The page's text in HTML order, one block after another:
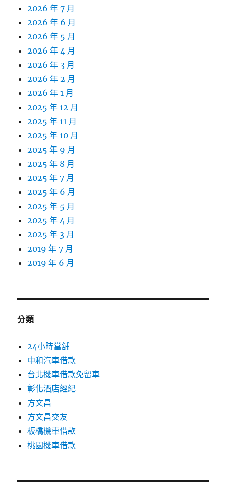
2026 年 7 月
2026 年 6 月
2026 年 5 月
2026 年 4 月
2026 年 3 月
2026 年 2 月
2026 年 1 月
2025 年 12 月
2025 年 11 月
2025 年 10 月
2025 年 9 月
2025 年 8 月
2025 年 7 月
2025 年 6 月
2025 年 5 月
2025 年 4 月
2025 年 3 月
2019 年 7 月
2019 年 6 月
分類
24小時當舖
中和汽車借款
台北機車借款免留車
彰化酒店經紀
方文昌
方文昌交友
板橋機車借款
桃園機車借款